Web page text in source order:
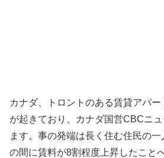
カナダ、トロントのある賃貸アパ
が起きており、カナダ国営CBCニ
ます。事の発端は長く住む住民の
の間に賃料が8割程度上昇したこと